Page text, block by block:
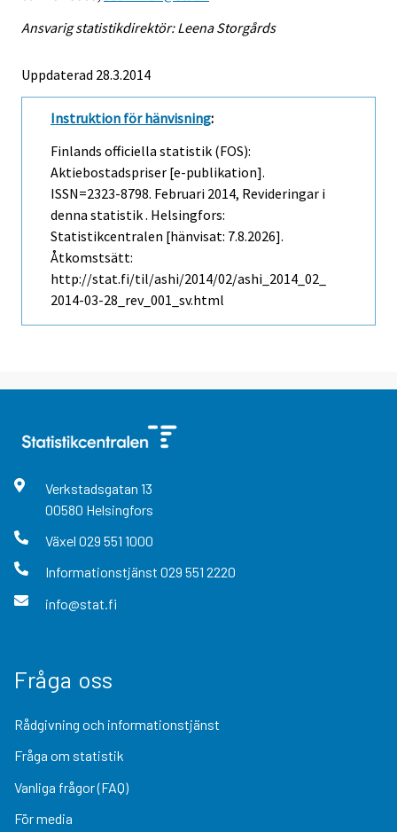
Ansvarig statistikdirektör: Leena Storgårds
Uppdaterad 28.3.2014
Instruktion för hänvisning:
Finlands officiella statistik (FOS):
Aktiebostadspriser [e-publikation].
ISSN=2323-8798. Februari 2014, Revideringar i
denna statistik . Helsingfors:
Statistikcentralen [hänvisat: 7.8.2026].
Åtkomstsätt:
http://stat.fi/til/ashi/2014/02/ashi_2014_02_
2014-03-28_rev_001_sv.html
Verkstadsgatan 13
00580 Helsingfors
Växel 029 551 1000
Informationstjänst 029 551 2220
info@stat.fi
Fråga oss
Rådgivning och informationstjänst
Fråga om statistik
Vanliga frågor (FAQ)
För media